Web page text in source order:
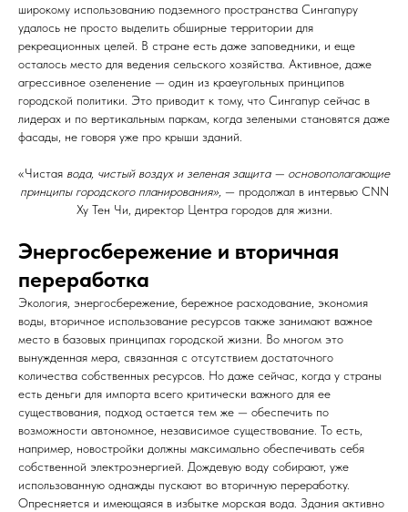
широкому использованию подземного пространства Сингапуру
удалось не просто выделить обширные территории для
рекреационных целей. В стране есть даже заповедники, и еще
осталось место для ведения сельского хозяйства. Активное, даже
агрессивное озеленение — один из краеугольных принципов
городской политики. Это приводит к тому, что Сингапур сейчас в
лидерах и по вертикальным паркам, когда зелеными становятся даже
фасады, не говоря уже про крыши зданий.
«Чистая вода, чистый воздух и зеленая защита — основополагающие
принципы городского планирования», — продолжал в интервью CNN
Ху Тен Чи, директор Центра городов для жизни.
Энергосбережение и вторичная
переработка
Экология, энергосбережение, бережное расходование, экономия
воды, вторичное использование ресурсов также занимают важное
место в базовых принципах городской жизни. Во многом это
вынужденная мера, связанная с отсутствием достаточного
количества собственных ресурсов. Но даже сейчас, когда у страны
есть деньги для импорта всего критически важного для ее
существования, подход остается тем же — обеспечить по
возможности автономное, независимое существование. То есть,
например, новостройки должны максимально обеспечивать себя
собственной электроэнергией. Дождевую воду собирают, уже
использованную однажды пускают во вторичную переработку.
Опресняется и имеющаяся в избытке морская вода. Здания активно